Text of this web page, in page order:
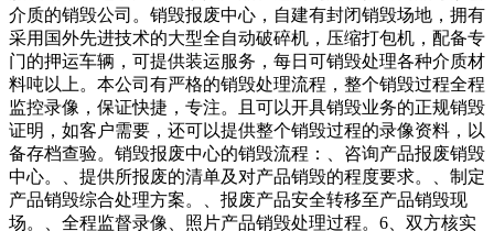
介质的销毁公司。销毁报废中心，自建有封闭销毁场地，拥有
采用国外先进技术的大型全自动破碎机，压缩打包机，配备专
门的押运车辆，可提供装运服务，每日可销毁处理各种介质材
料吨以上。本公司有严格的销毁处理流程，整个销毁过程全程
监控录像，保证快捷，专注。且可以开具销毁业务的正规销毁
证明，如客户需要，还可以提供整个销毁过程的录像资料，以
备存档查验。销毁报废中心的销毁流程：、咨询产品报废销毁
中心。、提供所报废的清单及对产品销毁的程度要求。、制定
产品销毁综合处理方案。、报废产品安全转移至产品销毁现
场。、全程监督录像、照片产品销毁处理过程。6、双方核实